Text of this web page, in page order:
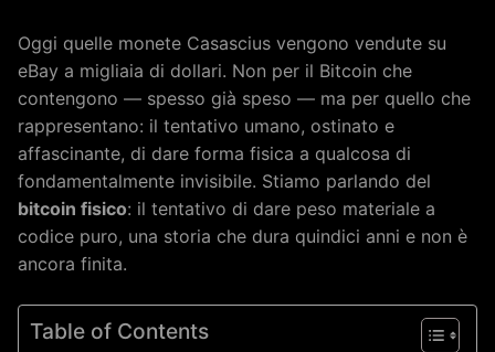
Oggi quelle monete Casascius vengono vendute su
eBay a migliaia di dollari. Non per il Bitcoin che
contengono — spesso già speso — ma per quello che
rappresentano: il tentativo umano, ostinato e
affascinante, di dare forma fisica a qualcosa di
fondamentalmente invisibile. Stiamo parlando del
bitcoin fisico: il tentativo di dare peso materiale a
codice puro, una storia che dura quindici anni e non è
ancora finita.
Table of Contents